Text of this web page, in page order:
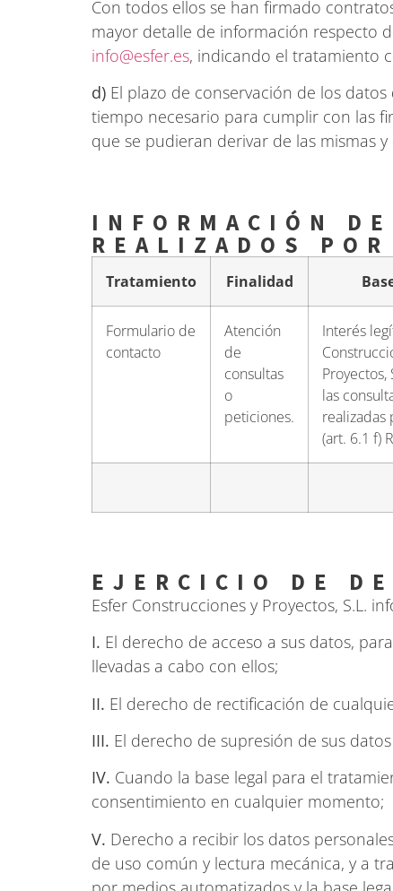
Con todos ellos se han firmado
mayor detalle de información respecto
info@esfer.es, indicando el tratamiento
d) El plazo de conservación de los
tiempo necesario para cumplir con las
que se pudieran derivar de las mismas
INFORMACIÓN
REALIZADOS
Tratamiento Finalidad
Formulario de
contacto
Atención
de
consultas
o
peticiones.
Interés
Proyectos,
las
realizadas
(art. 6.1 f)
EJERCICIO DE
Esfer Construcciones y Proyectos, S.L.
I. El derecho de acceso a sus datos,
llevadas a cabo con ellos;
II. El derecho de rectificación de
III. El derecho de supresión de sus
IV. Cuando la base legal para el
consentimiento en cualquier momento;
V. Derecho a recibir los datos
de uso común y lectura mecánica, y a